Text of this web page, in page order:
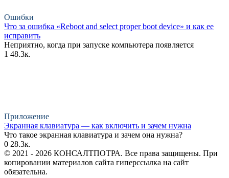
Ошибки
Что за ошибка «Reboot and select proper boot device» и как ее
исправить
Неприятно, когда при запуске компьютера появляется
1 48.3к.
Приложение
Экранная клавиатура — как включить и зачем нужна
Что такое экранная клавиатура и зачем она нужна?
0 28.3к.
© 2021 - 2026 КОНСАЛТПОТРА. Все права защищены. При
копировании материалов сайта гиперссылка на сайт
обязательна.